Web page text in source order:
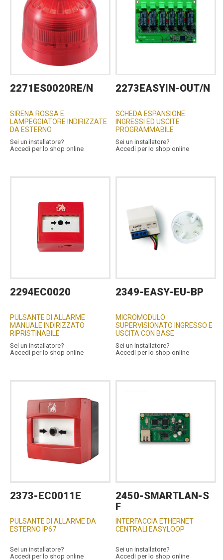
2271ES0020RE/N
SIRENA ROSSA E
LAMPEGGIATORE INDIRIZZATE
DA ESTERNO
Sei un installatore?
Accedi per lo shop online
2273EASYIN-OUT/N
SCHEDA ESPANSIONE
INGRESSI ED USCITE
PROGRAMMABILE
Sei un installatore?
Accedi per lo shop online
2294EC0020
PULSANTE DI ALLARME
MANUALE INDIRIZZATO
RIPRISTINABILE
Sei un installatore?
Accedi per lo shop online
2349-EASY-EU-BP
MICROMODULO
SUPERVISIONATO INGRESSO E
USCITA CON BASE
Sei un installatore?
Accedi per lo shop online
2373-EC0011E
PULSANTE DI ALLARME DA
ESTERNO IP67
Sei un installatore?
Accedi per lo shop online
2450-SMARTLAN-S
F
INTERFACCIA ETHERNET
CENTRALI EASYLOOP
Sei un installatore?
Accedi per lo shop online